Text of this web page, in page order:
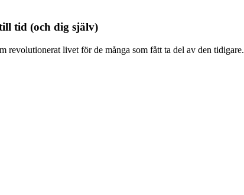
tid (och dig själv)
revolutionerat livet för de många som fått ta del av den tidigare.